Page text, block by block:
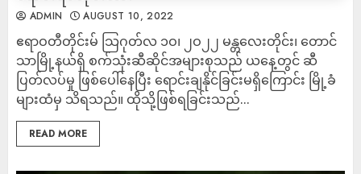
ADMIN AUGUST 10, 2022
ဧရာဝတီတိုင်းမ် သြဂုတ်လ ၁ဝ၊ ၂ဝ၂၂ မန္တလေးတိုင်း၊ တောင်
သာမြို့နယ်ရှိ စက်သုံးဆီဆိုင်အများစုသည် ယနေ့တွင် ဆီ
ပြတ်လပ်မှု ဖြစ်ပေါ်နေပြီး ရောင်းချနိုင်ခြင်းမရှိကြောင်း မြို့ခံ
များထံမှ သိရသည်။ ထိုသို့ဖြစ်ရခြင်းသည်...
READ MORE